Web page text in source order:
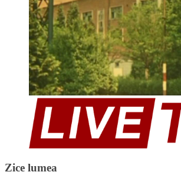
Zice lumea